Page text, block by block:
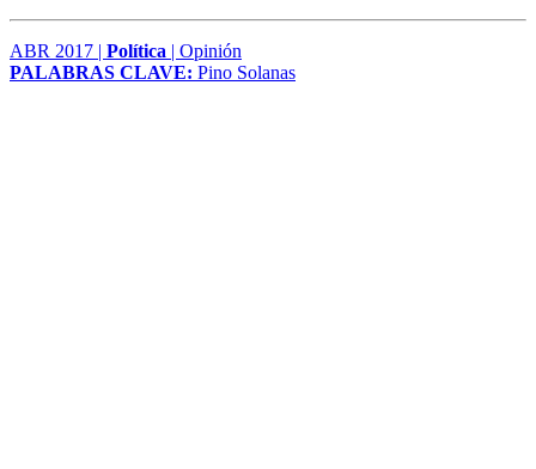
ABR 2017 | Política | Opinión
PALABRAS CLAVE: Pino Solanas